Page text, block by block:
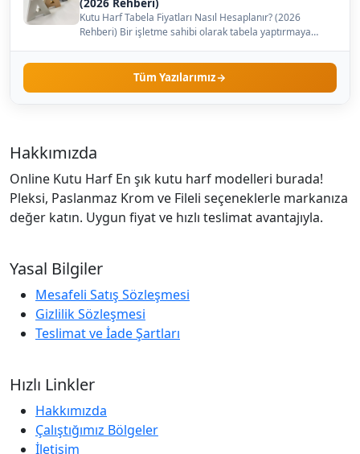
Kutu Harf Tabela Fiyatları Nasıl Hesaplanır? (2026
Rehberi) Bir işletme sahibi olarak tabela yaptırmaya
Tüm Yazılarımız
Hakkımızda
Online Kutu Harf En şık kutu harf modelleri burada!
Pleksi, Paslanmaz Krom ve Fileli seçeneklerle markanıza
değer katın. Uygun fiyat ve hızlı teslimat avantajıyla.
Yasal Bilgiler
Mesafeli Satış Sözleşmesi
Gizlilik Sözleşmesi
Teslimat ve İade Şartları
Hızlı Linkler
Hakkımızda
Çalıştığımız Bölgeler
İletişim